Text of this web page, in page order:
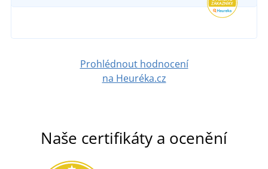
274 Kč
Prohlédnout hodnocení
na Heuréka.cz
Naše certifikáty a ocenění